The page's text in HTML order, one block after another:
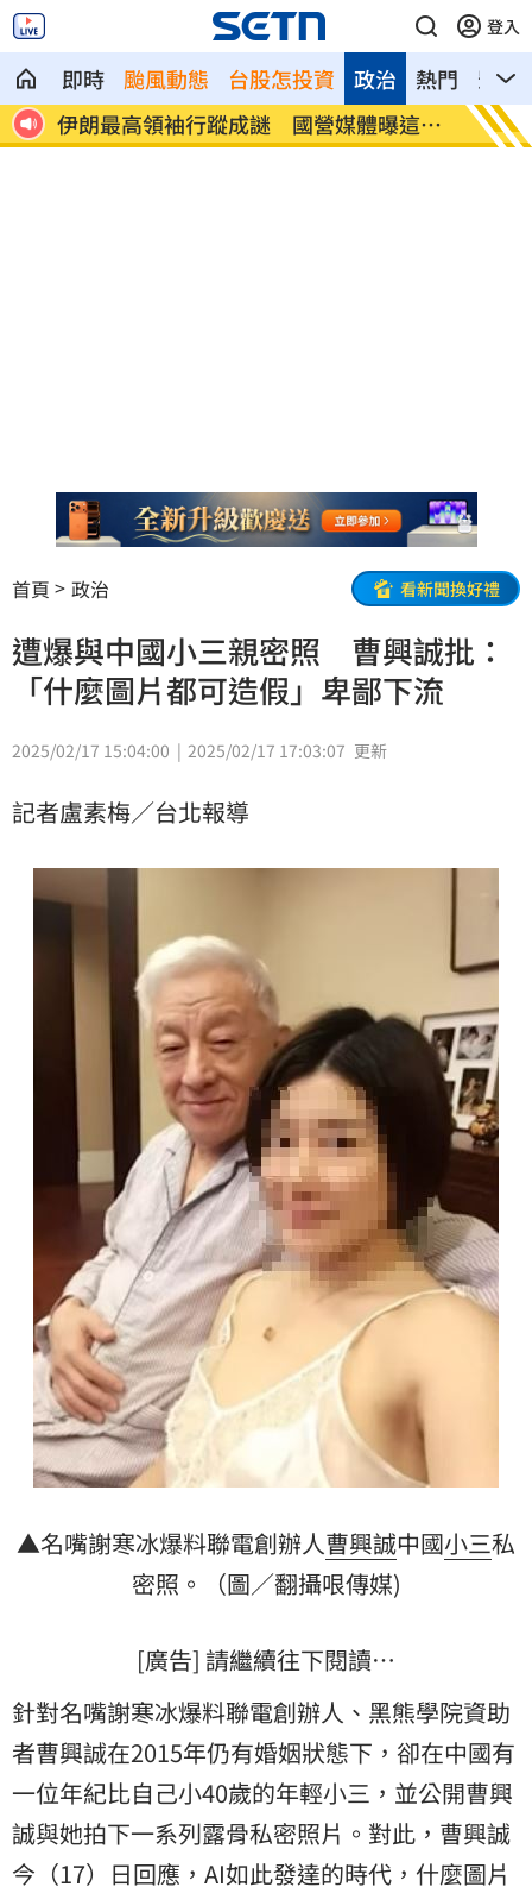
登入
即時 颱風動態 台股怎投資 熱門 影音
政治
謎 國營媒體曝這件
澤倫斯基：最多5萬名北韓軍人
首頁 政治 看新聞換好禮
遭爆與中國小三親密照 曹興誠批：
「什麼圖片都可造假」卑鄙下流
2025/02/17 15:04:00 2025/02/17 17:03:07 更新
記者盧素梅／台北報導
▲名嘴謝寒冰爆料聯電創辦人曹興誠中國小三私
密照 。（圖／翻攝哏傳媒)
[廣告] 請繼續往下閱讀…
針對名嘴謝寒冰爆料聯電創辦人、黑熊學院資助
者曹興誠在2015年仍有婚姻狀態下，卻在中國有
一位年紀比自己小40歲的年輕小三，並公開曹興
誠與她拍下一系列露骨私密照片。對此，曹興誠
今（17）日回應，AI如此發達的時代，什麼圖片